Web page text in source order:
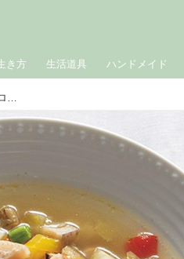
き方 生活道具 ハンドメイド
野菜が摂れる「作り置きスープ」なんでも野菜のミネストローネのつくり方／料理研究家・林幸子さんの“親に届ける作り置き”